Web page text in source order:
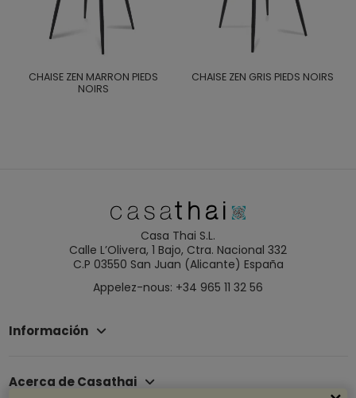
CHAISE ZEN MARRON PIEDS
NOIRS
CHAISE ZEN GRIS PIEDS NOIRS
Casa Thai S.L.
Calle L’Olivera, 1 Bajo, Ctra. Nacional 332
C.P 03550 San Juan (Alicante) España
Appelez-nous: +34 965 11 32 56
Información
Acerca de Casathai